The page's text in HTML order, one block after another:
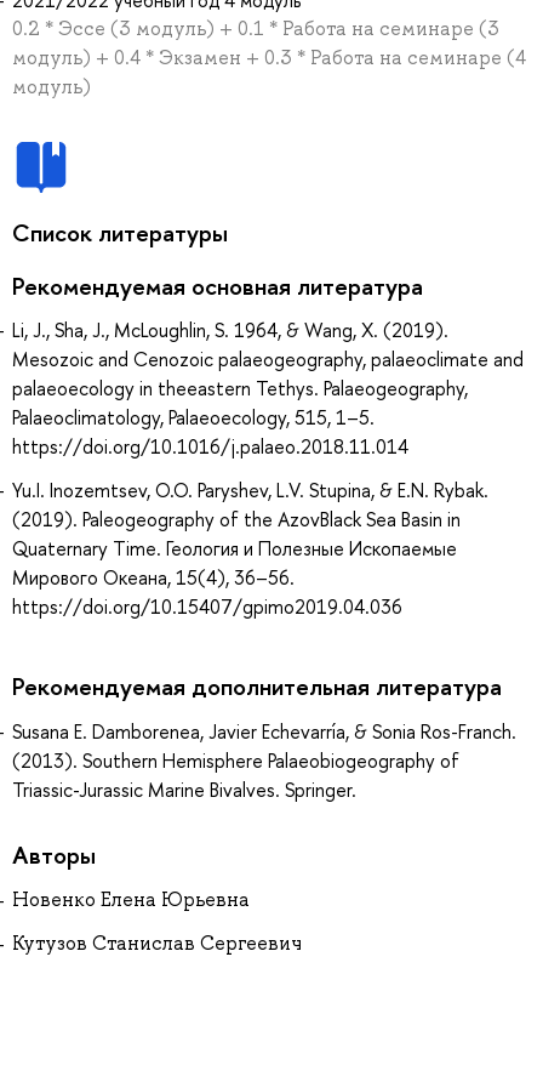
0.2 * Эссе (3 модуль) + 0.1 * Работа на семинаре (3
модуль) + 0.4 * Экзамен + 0.3 * Работа на семинаре (4
модуль)
Список литературы
Рекомендуемая основная литература
Li, J., Sha, J., McLoughlin, S. 1964, & Wang, X. (2019).
Mesozoic and Cenozoic palaeogeography, palaeoclimate and
palaeoecology in theeastern Tethys. Palaeogeography,
Palaeoclimatology, Palaeoecology, 515, 1–5.
https://doi.org/10.1016/j.palaeo.2018.11.014
Yu.I. Inozemtsev, O.O. Paryshev, L.V. Stupina, & E.N. Rybak.
(2019). Paleogeography of the Azov­Black Sea Basin in
Quaternary Time. Геология и Полезные Ископаемые
Мирового Океана, 15(4), 36–56.
https://doi.org/10.15407/gpimo2019.04.036
Рекомендуемая дополнительная литература
Susana E. Damborenea, Javier Echevarría, & Sonia Ros-Franch.
(2013). Southern Hemisphere Palaeobiogeography of
Triassic-Jurassic Marine Bivalves. Springer.
Авторы
Новенко Елена Юрьевна
Кутузов Станислав Сергеевич